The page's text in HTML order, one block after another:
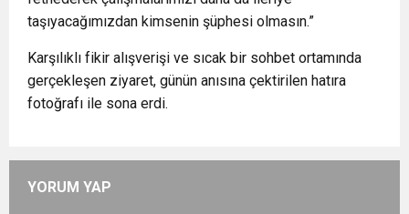
taşıyacağımızdan kimsenin şüphesi olmasın.”
Karşılıklı fikir alışverişi ve sıcak bir sohbet ortamında
gerçekleşen ziyaret, günün anısına çektirilen hatıra
fotoğrafı ile sona erdi.
YORUM YAP